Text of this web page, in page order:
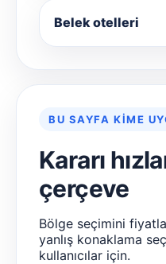
Belek otelleri
BU SAYFA KIME
Kararı
çerçeve
Bölge seçimini
yanlış konaklama
kullanıcılar için.